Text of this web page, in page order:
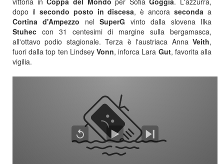
dopo il secondo posto in discesa, è ancorasecondaa
Cortina d'Ampezzo nelSuperG vinto dalla slovena Ilka
Stuhec con 31 centesimi di margine sulla bergamasca,
all'ottavo podio stagionale. Terza è l'austriaca Anna Veith,
fuori dalla top ten Lindsey Vonn, inforca Lara Gut, favorita alla
vigilia.